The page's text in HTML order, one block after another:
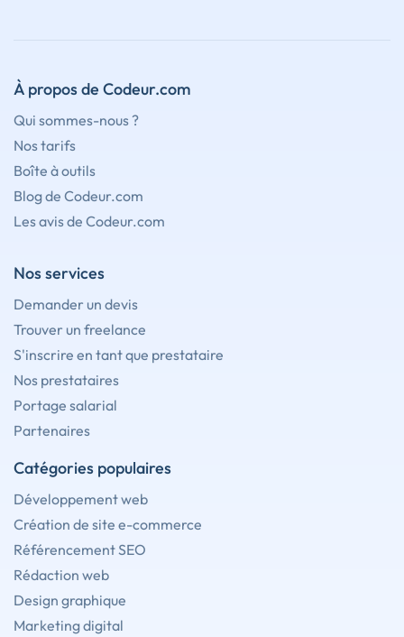
À propos de Codeur.com
Qui sommes-nous ?
Nos tarifs
Boîte à outils
Blog de Codeur.com
Les avis de Codeur.com
Nos services
Demander un devis
Trouver un freelance
S'inscrire en tant que prestataire
Nos prestataires
Portage salarial
Partenaires
Catégories populaires
Développement web
Création de site e-commerce
Référencement SEO
Rédaction web
Design graphique
Marketing digital